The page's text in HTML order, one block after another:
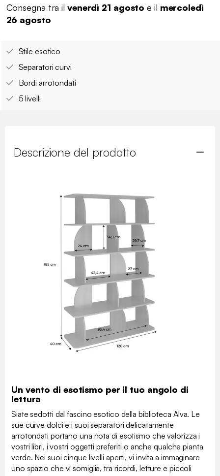
Consegna tra il venerdì 21 agosto e il mercoledì
26 agosto
Stile esotico
Separatori curvi
Bordi arrotondati
5 livelli
Descrizione del prodotto
Un vento di esotismo per il tuo angolo di
lettura
Siate sedotti dal fascino esotico della biblioteca Alva. Le
sue curve dolci e i suoi separatori delicatamente
arrotondati portano una nota di esotismo che valorizza i
vostri libri, i vostri oggetti preferiti o anche qualche pianta
verde. Nei suoi cinque livelli aperti, vi invita a immaginare
uno spazio che vi somiglia, tra ricordi, letture e piccoli